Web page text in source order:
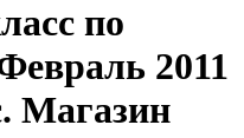
по
2011
Магазин